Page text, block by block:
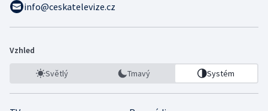
info@ceskatelevize.cz
Vzhled
Světlý Tmavý Systém